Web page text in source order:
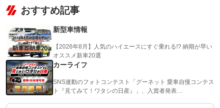
おすすめ記事
新型車情報
【2026年8月】人気のハイエースにすぐ乗れる!? 納期が早い
オススメ新車20選
カーライフ
SNS連動のフォトコンテスト「グーネット 愛車自慢コンテス
ト『見てみて！ワタシの日産』」、入賞者発表…